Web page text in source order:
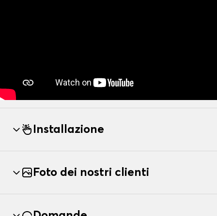
Installazione
Foto dei nostri clienti